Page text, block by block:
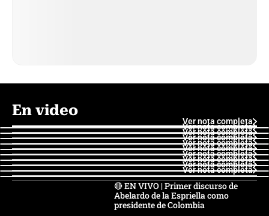
En video
Ver nota completa
Ver nota completa
Ver nota completa
Ver nota completa
Ver nota completa
Ver nota completa
Ver nota completa
Ver nota completa
Ver nota completa
Ver nota completa
🔴 EN VIVO | Primer discurso de
Abelardo de la Espriella como
presidente de Colombia